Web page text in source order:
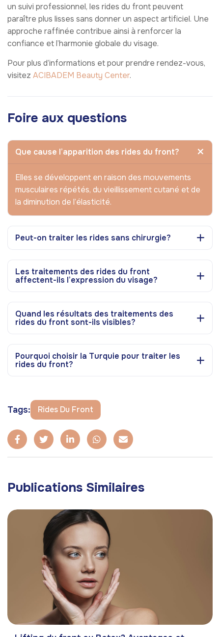
un suivi professionnel, les rides du front peuvent
paraître plus lisses sans donner un aspect artificiel. Une
approche raffinée contribue ainsi à renforcer la
confiance et l’harmonie globale du visage.
Pour plus d’informations et pour prendre rendez-vous,
visitez ACIBADEM Beauty Center.
Foire aux questions
Que cause l’apparition des rides du front?
Elles se développent en raison des mouvements
musculaires répétés, du vieillissement cutané et de
la diminution de l’élasticité.
Peut-on traiter les rides sans chirurgie?
Les traitements des rides du front
affectent-ils l’expression du visage?
Quand les résultats des traitements des
rides du front sont-ils visibles?
Pourquoi choisir la Turquie pour traiter les
rides du front?
Tags: Rides Du Front
Publications Similaires